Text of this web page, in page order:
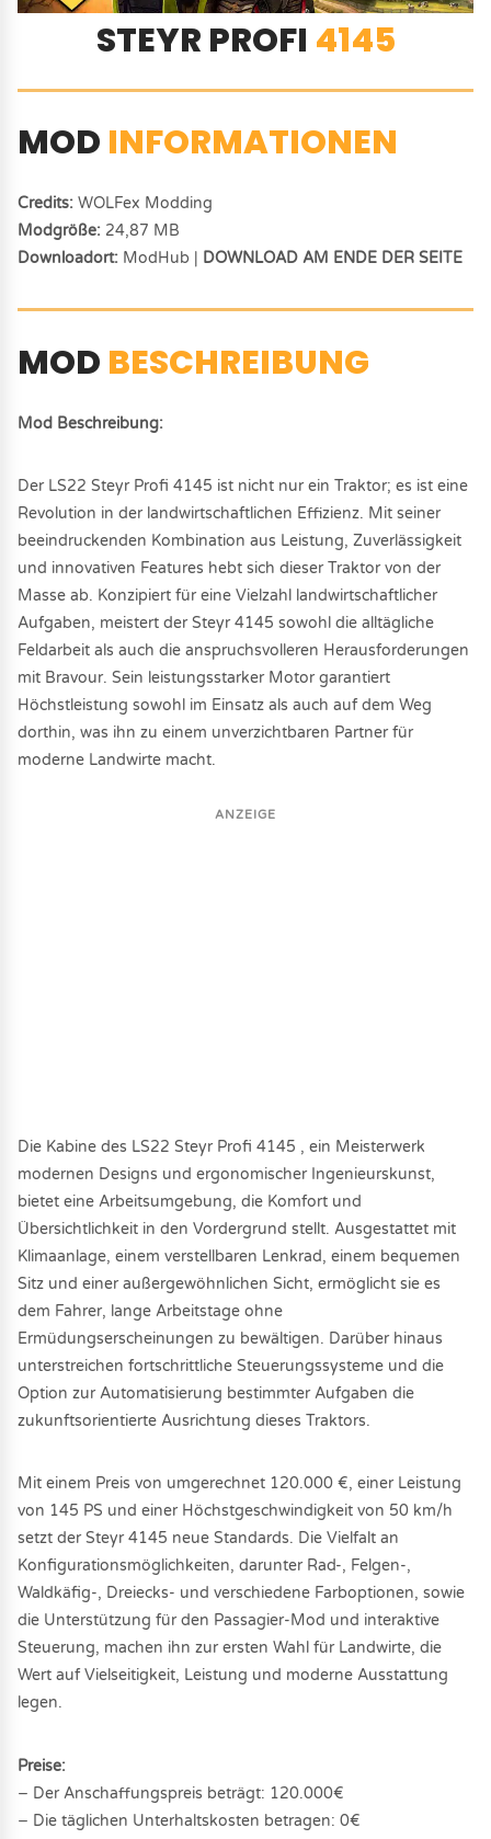
STEYR PROFI 4145
MOD INFORMATIONEN
Credits: WOLFex Modding
Modgröße: 24,87 MB
Downloadort: ModHub | DOWNLOAD AM ENDE DER SEITE
MOD BESCHREIBUNG
Mod Beschreibung:
Der LS22 Steyr Profi 4145 ist nicht nur ein Traktor; es ist eine
Revolution in der landwirtschaftlichen Effizienz. Mit seiner
beeindruckenden Kombination aus Leistung, Zuverlässigkeit
und innovativen Features hebt sich dieser Traktor von der
Masse ab. Konzipiert für eine Vielzahl landwirtschaftlicher
Aufgaben, meistert der Steyr 4145 sowohl die alltägliche
Feldarbeit als auch die anspruchsvolleren Herausforderungen
mit Bravour. Sein leistungsstarker Motor garantiert
Höchstleistung sowohl im Einsatz als auch auf dem Weg
dorthin, was ihn zu einem unverzichtbaren Partner für
moderne Landwirte macht.
ANZEIGE
Die Kabine des LS22 Steyr Profi 4145 , ein Meisterwerk
modernen Designs und ergonomischer Ingenieurskunst,
bietet eine Arbeitsumgebung, die Komfort und
Übersichtlichkeit in den Vordergrund stellt. Ausgestattet mit
Klimaanlage, einem verstellbaren Lenkrad, einem bequemen
Sitz und einer außergewöhnlichen Sicht, ermöglicht sie es
dem Fahrer, lange Arbeitstage ohne
Ermüdungserscheinungen zu bewältigen. Darüber hinaus
unterstreichen fortschrittliche Steuerungssysteme und die
Option zur Automatisierung bestimmter Aufgaben die
zukunftsorientierte Ausrichtung dieses Traktors.
Mit einem Preis von umgerechnet 120.000 €, einer Leistung
von 145 PS und einer Höchstgeschwindigkeit von 50 km/h
setzt der Steyr 4145 neue Standards. Die Vielfalt an
Konfigurationsmöglichkeiten, darunter Rad-, Felgen-,
Waldkäfig-, Dreiecks- und verschiedene Farboptionen, sowie
die Unterstützung für den Passagier-Mod und interaktive
Steuerung, machen ihn zur ersten Wahl für Landwirte, die
Wert auf Vielseitigkeit, Leistung und moderne Ausstattung
legen.
Preise:
− Der Anschaffungspreis beträgt: 120.000€
− Die täglichen Unterhaltskosten betragen: 0€